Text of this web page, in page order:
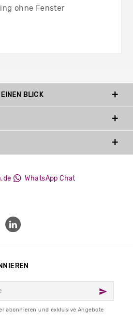
ohne Fenster
EINEN BLICK
WhatsApp Chat
abonnieren und exklusive Angebote